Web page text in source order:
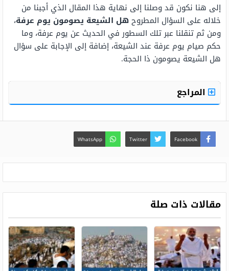
إلى هنا نكون قد وصلنا إلى نهاية هذا المقال الذي أجبنا من
خلاله على السؤال المطروحهل الشيعة يصومون يوم عرفة،
ومن ثم تنقلنا عبر تلك السطور في الحديث عن يوم عرفة، وما
حكم صيام يوم عرفة عند الشيعة، إضافة إلى الإجابة على سؤال
هل الشيعة يصومون ذا الحجة.
المراجع
Facebook
Twitter
WhatsApp
مقالات ذات صلة